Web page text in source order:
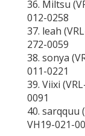
36. Miltsu
012-0258
37. leah
272-0059
38. sonya
011-0221
39. Viixi
0091
40. sarqquu
VH19-021-